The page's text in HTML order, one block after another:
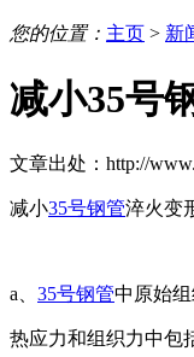
您的位置： 主页 > 新
减小35号
文章出处：http://
减小35号钢管淬火变
a、 35号钢管中原始
热应力和组织力中包